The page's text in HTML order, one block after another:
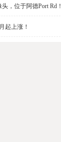
，位于阿德Port Rd！
起上涨！